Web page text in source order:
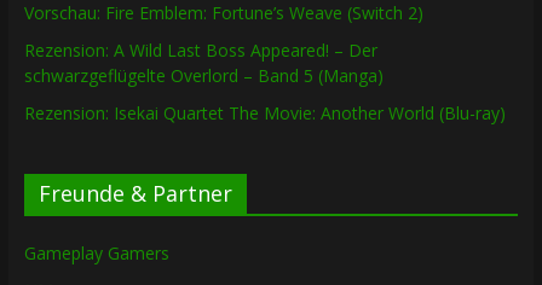
Vorschau: Fire Emblem: Fortune’s Weave (Switch 2)
Rezension: A Wild Last Boss Appeared! – Der
schwarzgeflügelte Overlord – Band 5 (Manga)
Rezension: Isekai Quartet The Movie: Another World (Blu-ray)
Freunde & Partner
Gameplay Gamers